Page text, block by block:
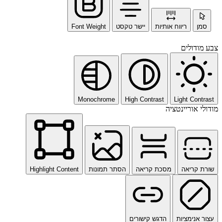
סמן ריווח אותיות יישר טקסט Font Weight
צבע מודולים
Light Contrast
High Contrast
Monochrome
מודולי אוריינטציה
שורת קריאה מסכת קריאה הסתר תמונות Highlight Content
עצור אנימציות הדגש קישורים